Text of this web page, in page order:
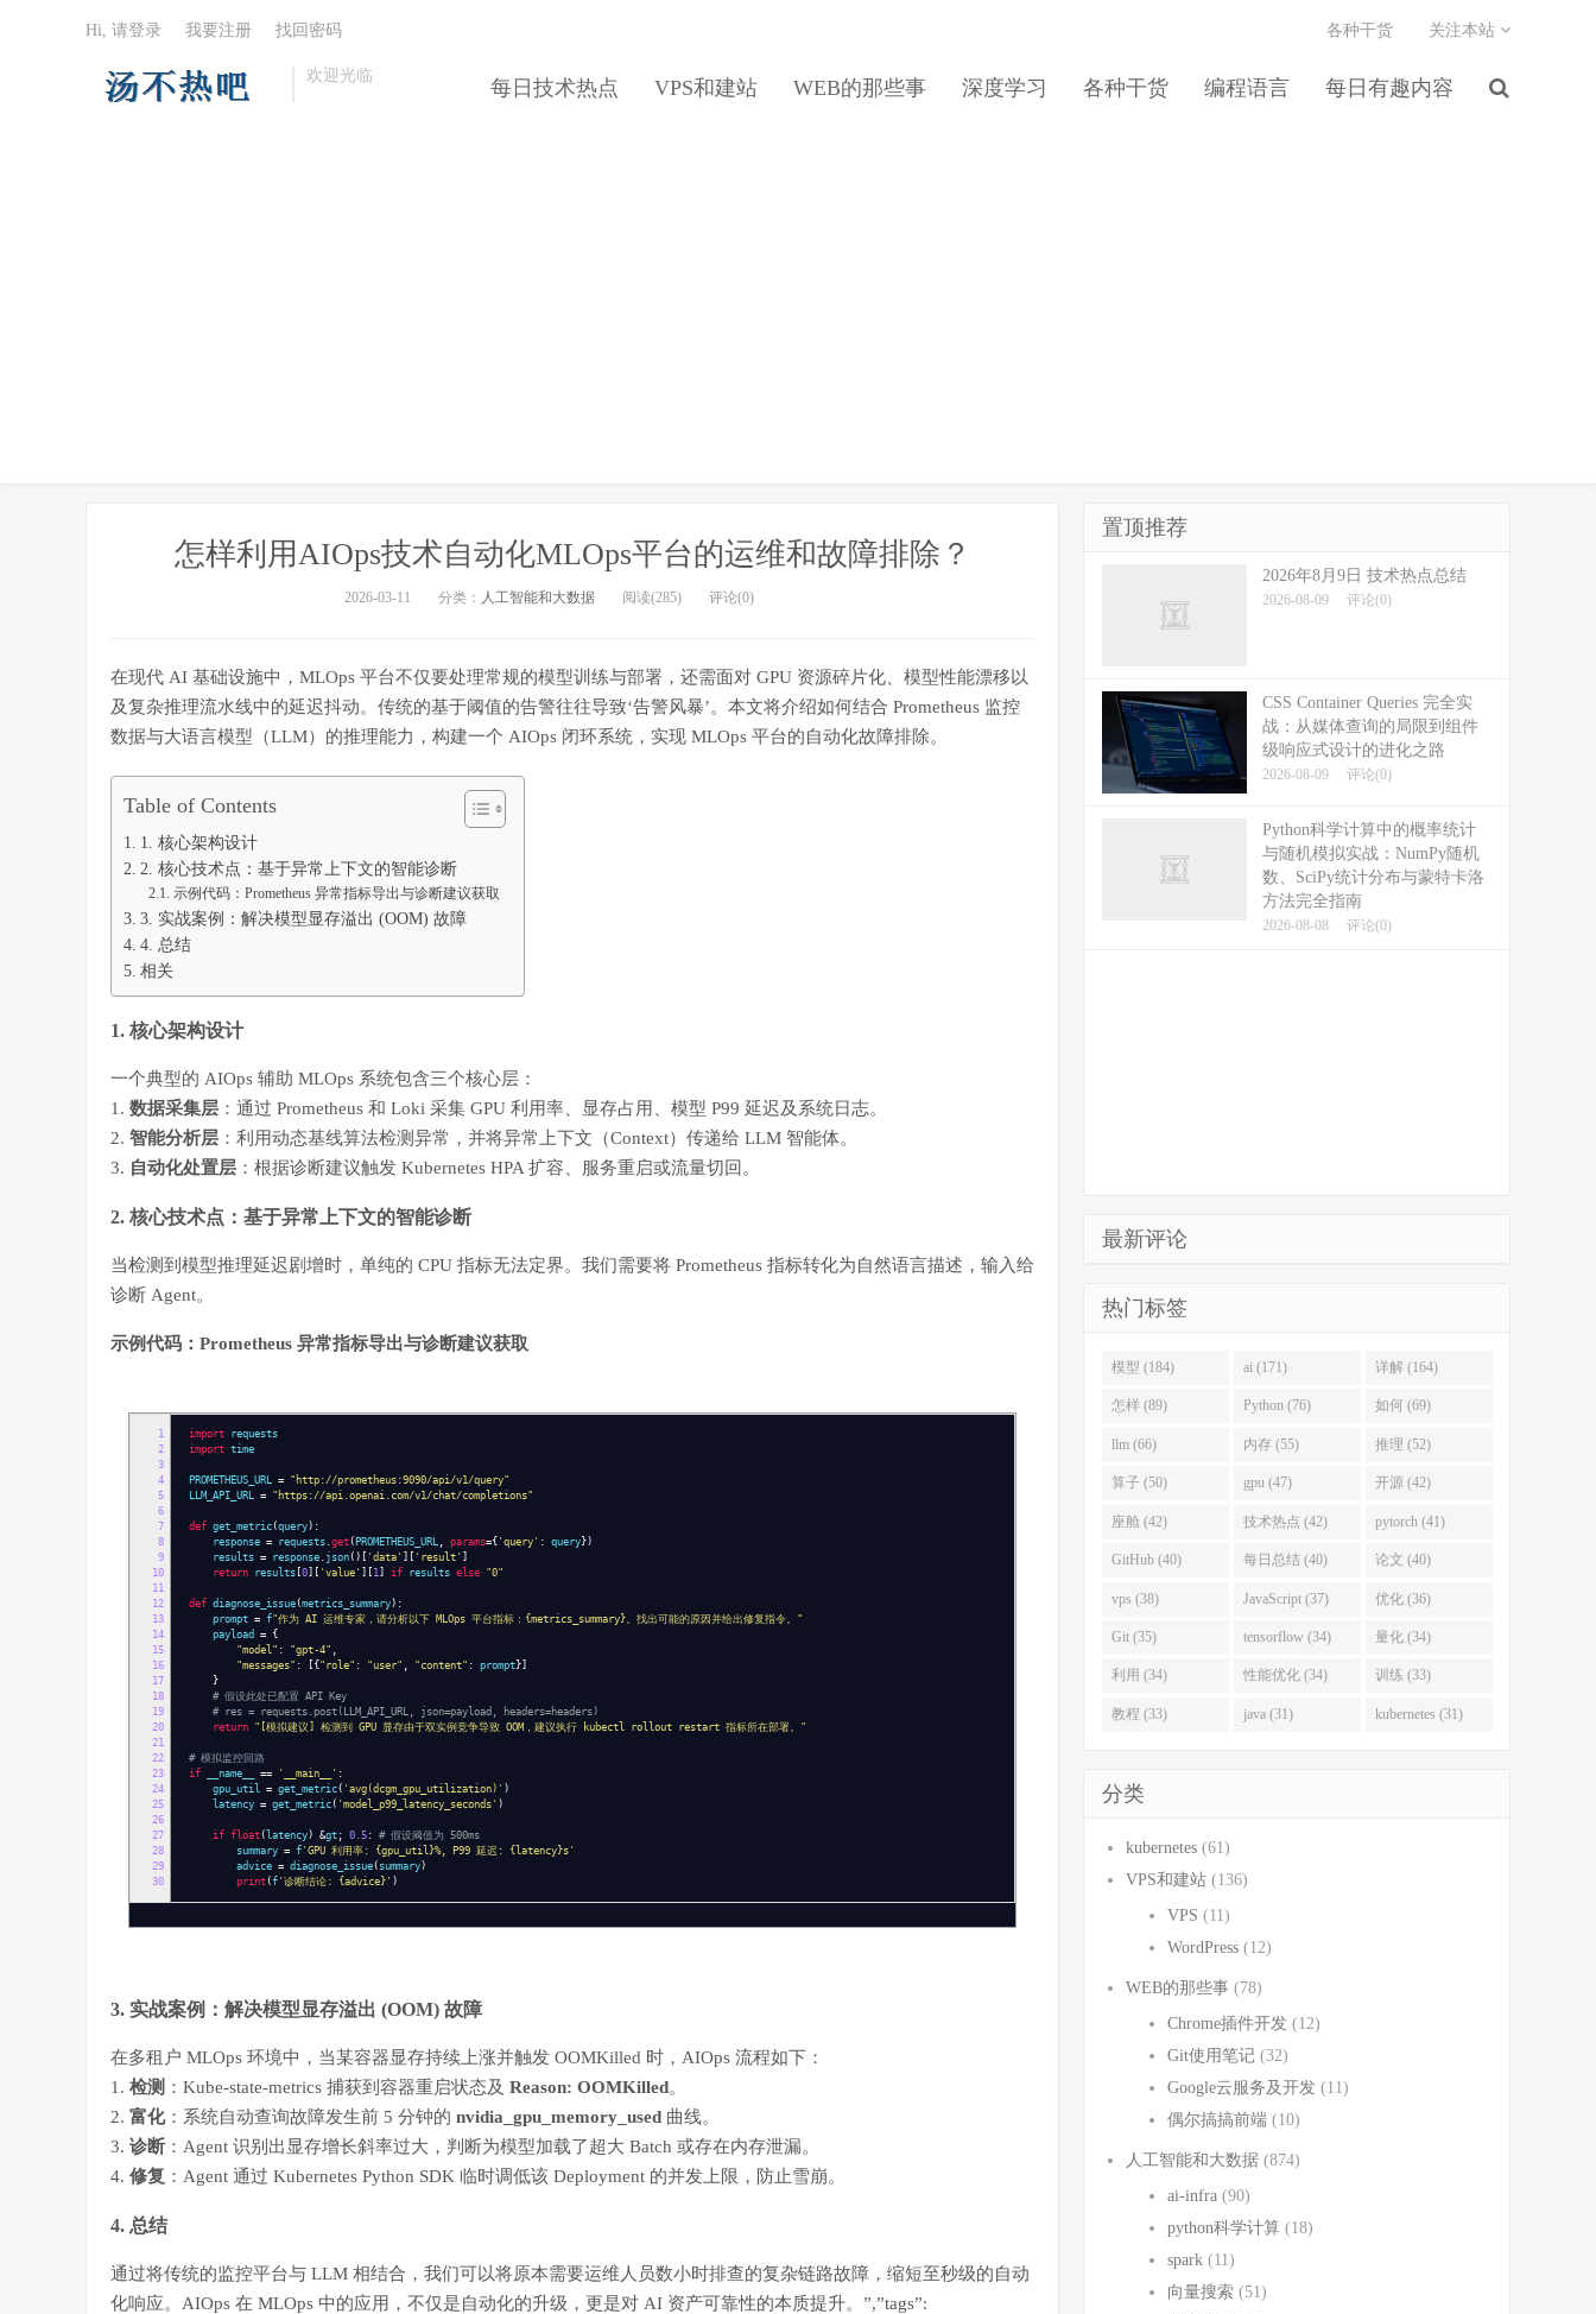
欢迎光临
每日技术热点 VPS和建站 WEB的那些事 深度学习 各种干货 编程语言 每日有趣内容
各种干货 关注本站
Hi, 请登录 我要注册 找回密码
怎样利用AIOps技术自动化MLOps平台的运维和故障排除？
2026-03-11 分类： 人工智能和大数据 阅读(285) 评论(0)
在现代 AI 基础设施中，MLOps 平台不仅要处理常规的模型训练与部署，还需面对 GPU 资源碎片化、模型性能漂移以
及复杂推理流水线中的延迟抖动。传统的基于阈值的告警往往导致‘告警风暴’。本文将介绍如何结合 Prometheus 监控
数据与大语言模型（LLM）的推理能力，构建一个 AIOps 闭环系统，实现 MLOps 平台的自动化故障排除。
Table of Contents
1. 核心架构设计
2. 核心技术点：基于异常上下文的智能诊断
示例代码：Prometheus 异常指标导出与诊断建议获取
3. 实战案例：解决模型显存溢出 (OOM) 故障
4. 总结
相关
1. 核心架构设计
一个典型的 AIOps 辅助 MLOps 系统包含三个核心层：
1. 数据采集层 ：通过 Prometheus 和 Loki 采集 GPU 利用率、显存占用、模型 P99 延迟及系统日志。
2. 智能分析层 ：利用动态基线算法检测异常，并将异常上下文（Context）传递给 LLM 智能体。
3. 自动化处置层 ：根据诊断建议触发 Kubernetes HPA 扩容、服务重启或流量切回。
2. 核心技术点：基于异常上下文的智能诊断
当检测到模型推理延迟剧增时，单纯的 CPU 指标无法定界。我们需要将 Prometheus 指标转化为自然语言描述，输入给
诊断 Agent。
示例代码：Prometheus 异常指标导出与诊断建议获取
1
2
3
4
5
6
7
8
9
10
11
12
13
14
15
16
17
18
19
20
21
22
23
24
25
26
27
28
29
30
import requests
import time
PROMETHEUS_URL = "http://prometheus:9090/api/v1/query"
LLM_API_URL = "https://api.openai.com/v1/chat/completions"
def get_metric (query):
response = requests .get ( PROMETHEUS_URL , params={ 'query' : query})
results = response . json ()[ 'data' ][ 'result' ]
return results [0][ 'value' ][ 1] if results else "0"
def diagnose_issue (metrics_summary):
prompt = f"作为 AI 运维专家，请分析以下 MLOps 平台指标：{metrics_summary}。找出可能的原因并给出修复指令。"
payload = {
"model" : "gpt-4" ,
"messages" : [{"role" : "user" , "content" : prompt}]
}
# 假设此处已配置 API Key
# res = requests.post(LLM_API_URL, json=payload, headers=headers)
return "[模拟建议] 检测到 GPU 显存由于双实例竞争导致 OOM，建议执行 kubectl rollout restart 指标所在部署。"
# 模拟监控回路
if __name__ == '__main__' :
gpu_util = get_metric ( 'avg(dcgm_gpu_utilization)' )
latency = get_metric ( 'model_p99_latency_seconds' )
if float ( latency) &gt ; 0.5 : # 假设阈值为 500ms
summary = f 'GPU 利用率: {gpu_util}%, P99 延迟: {latency}s'
advice = diagnose_issue ( summary)
print (f '诊断结论: {advice}' )
3. 实战案例：解决模型显存溢出 (OOM) 故障
在多租户 MLOps 环境中，当某容器显存持续上涨并触发 OOMKilled 时，AIOps 流程如下：
1. 检测 ：Kube-state-metrics 捕获到容器重启状态及 Reason: OOMKilled。
2. 富化：系统自动查询故障发生前 5 分钟的 nvidia_gpu_memory_used 曲线。
3. 诊断 ：Agent 识别出显存增长斜率过大，判断为模型加载了超大 Batch 或存在内存泄漏。
4. 修复 ：Agent 通过 Kubernetes Python SDK 临时调低该 Deployment 的并发上限，防止雪崩。
4. 总结
通过将传统的监控平台与 LLM 相结合，我们可以将原本需要运维人员数小时排查的复杂链路故障，缩短至秒级的自动
化响应。AIOps 在 MLOps 中的应用，不仅是自动化的升级，更是对 AI 资产可靠性的本质提升。”,”tags”:
置顶推荐
2026年8月9日 技术热点总结
2026-08-09 评论(0)
CSS Container Queries 完全实
战：从媒体查询的局限到组件
级响应式设计的进化之路
2026-08-09 评论(0)
Python科学计算中的概率统计
与随机模拟实战：NumPy随机
数、SciPy统计分布与蒙特卡洛
方法完全指南
2026-08-08 评论(0)
最新评论
热门标签
模型 (184) ai (171) 详解 (164)
怎样 (89) Python (76) 如何 (69)
llm (66) 内存 (55) 推理 (52)
算子 (50) gpu (47) 开源 (42)
座舱 (42) 技术热点 (42) pytorch (41)
GitHub (40) 每日总结 (40) 论文 (40)
vps (38) JavaScript (37) 优化 (36)
Git (35) tensorflow (34) 量化 (34)
利用 (34) 性能优化 (34) 训练 (33)
教程 (33) java (31) kubernetes (31)
分类
kubernetes (61)
VPS和建站 (136)
VPS (11)
WordPress (12)
WEB的那些事 (78)
Chrome插件开发 (12)
Git使用笔记 (32)
Google云服务及开发 (11)
偶尔搞搞前端 (10)
人工智能和大数据 (874)
ai-infra (90)
python科学计算 (18)
spark (11)
向量搜索 (51)